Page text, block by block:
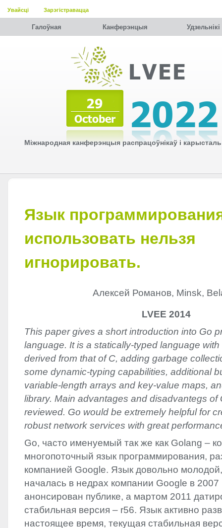
Увайсці Зарэгістравацца
Галоўная Канферэнцыя Удзельнiкi
Міжнародная канферэнцыя распрацоўнікаў і
Язык
использовать нельзя
игнорировать.
Алексей Романов, Minsk,
LVEE 2014
This paper gives a short introduction into Go
language. It is a statically-typed language
derived from that of C, adding garbage
some dynamic-typing capabilities, additional
variable-length arrays and key-value maps,
library. Main advantages and disadvantegs of
reviewed. Go would be extremely helpful for
robust network services with great
Go, часто именуемый так же как Golang –
многопоточный язык программирования,
компанией Google. Язык довольно
началась в недрах компании Google в
анонсирован публике, а мартом 2011
стабильная версия – r56. Язык активно
настоящее время, текущая стабильная